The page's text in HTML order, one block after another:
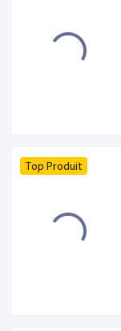
Top Produit